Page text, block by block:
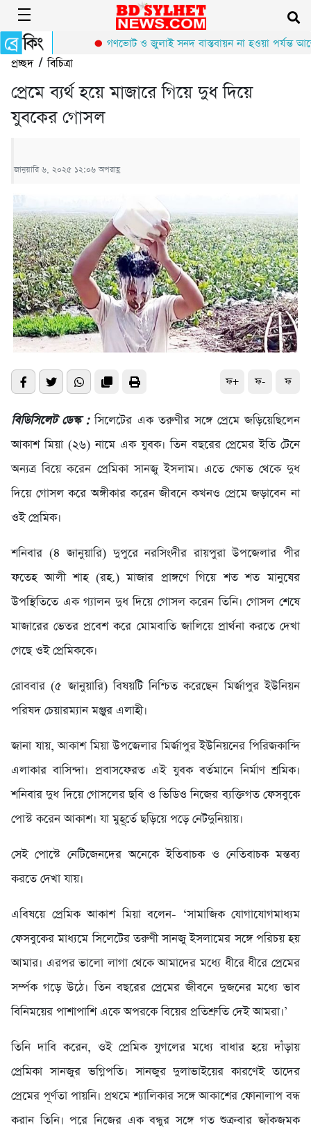
গণভোট ও জুলাই সনদ বাস্তবায়ন না হওয়া পর্যন্ত
প্রচ্ছদ/বিচিত্রা
প্রেমে ব্যর্থ হয়ে মাজারে গিয়ে দুধ দিয়ে
যুবকের গোসল
জানুয়ারি ৬, ২০২৫ ১২:০৬ অপরাহ্ণ
ফ+ ফ- ফ
বিডিসিলেট ডেস্ক :সিলেটের এক তরুণীর সঙ্গে প্রেমে জড়িয়েছিলেন
আকাশ মিয়া (২৬) নামে এক যুবক। তিন বছরের প্রেমের ইতি টেনে
অন্যত্র বিয়ে করেন প্রেমিকা সানজু ইসলাম। এতে ক্ষোভ থেকে দুধ
দিয়ে গোসল করে অঙ্গীকার করেন জীবনে কখনও প্রেমে জড়াবেন না
ওই প্রেমিক।
শনিবার (৪ জানুয়ারি) দুপুরে নরসিংদীর রায়পুরা উপজেলার পীর
ফতেহ আলী শাহ (রহ.) মাজার প্রাঙ্গণে গিয়ে শত শত মানুষের
উপস্থিতিতে এক গ্যালন দুধ দিয়ে গোসল করেন তিনি। গোসল শেষে
মাজারের ভেতর প্রবেশ করে মোমবাতি জালিয়ে প্রার্থনা করতে দেখা
গেছে ওই প্রেমিককে।
রোববার (৫ জানুয়ারি) বিষয়টি নিশ্চিত করেছেন মির্জাপুর ইউনিয়ন
পরিষদ চেয়ারম্যান মঞ্জুর এলাহী।
জানা যায়, আকাশ মিয়া উপজেলার মির্জাপুর ইউনিয়নের পিরিজকান্দি
এলাকার বাসিন্দা। প্রবাসফেরত এই যুবক বর্তমানে নির্মাণ শ্রমিক।
শনিবার দুধ দিয়ে গোসলের ছবি ও ভিডিও নিজের ব্যক্তিগত ফেসবুকে
পোস্ট করেন আকাশ। যা মুহূর্তে ছড়িয়ে পড়ে নেটদুনিয়ায়।
সেই পোস্টে নেটিজেনদের অনেকে ইতিবাচক ও নেতিবাচক মন্তব্য
করতে দেখা যায়।
এবিষয়ে প্রেমিক আকাশ মিয়া বলেন- ‘সামাজিক যোগাযোগমাধ্যম
ফেসবুকের মাধ্যমে সিলেটের তরুণী সানজু ইসলামের সঙ্গে পরিচয় হয়
আমার। এরপর ভালো লাগা থেকে আমাদের মধ্যে ধীরে ধীরে প্রেমের
সর্ম্পক গড়ে উঠে। তিন বছরের প্রেমের জীবনে দুজনের মধ্যে ভাব
বিনিময়ের পাশাপাশি একে অপরকে বিয়ের প্রতিশ্রুতি দেই আমরা।’
তিনি দাবি করেন, ওই প্রেমিক যুগলের মধ্যে বাধার হয়ে দাঁড়ায়
প্রেমিকা সানজুর ভগ্নিপতি। সানজুর দুলাভাইয়ের কারণেই তাদের
প্রেমের পূর্ণতা পায়নি। প্রথমে শ্যালিকার সঙ্গে আকাশের ফোনালাপ বন্ধ
করান তিনি। পরে নিজের এক বন্ধুর সঙ্গে গত শুক্রবার জাঁকজমক